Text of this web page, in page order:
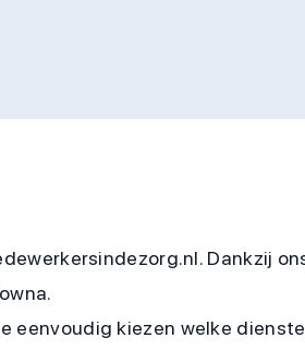
Dankzij
eenvoudig kiezen welke